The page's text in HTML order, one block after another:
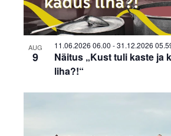
AUG
9
Näitus „Kust tuli kaste ja
liha?!“
11.06.2026 06.00 -31.12.2026